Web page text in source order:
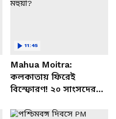
Mahua Moitra:
কলকাতায় ফিরেই
বিস্ফোরণ! ২০ সাংসদের
কী জানালেন মহুয়া?
11:45